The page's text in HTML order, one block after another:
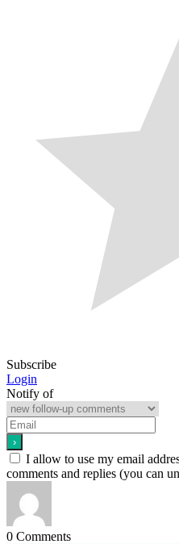
Subscribe
Login
Notify of
I allow to use my email
comments and replies (you can
0 Comments